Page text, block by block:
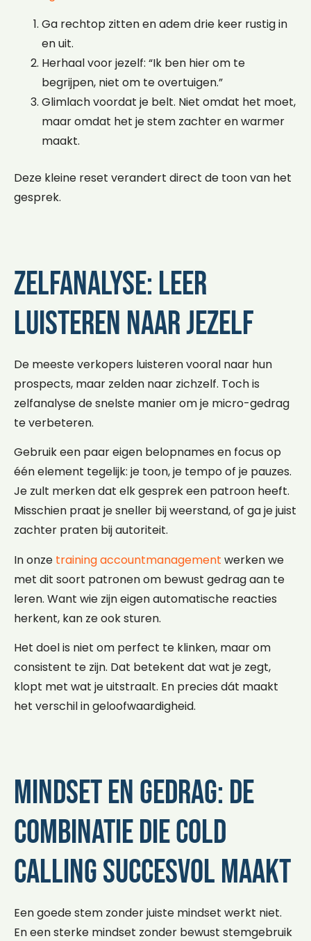
Ga rechtop zitten en adem drie keer rustig in
en uit.
Herhaal voor jezelf: “Ik ben hier om te
begrijpen, niet om te overtuigen.”
Glimlach voordat je belt. Niet omdat het moet,
maar omdat het je stem zachter en warmer
maakt.
Deze kleine reset verandert direct de toon van het
gesprek.
Zelfanalyse: leer
luisteren naar jezelf
De meeste verkopers luisteren vooral naar hun
prospects, maar zelden naar zichzelf. Toch is
zelfanalyse de snelste manier om je micro-gedrag
te verbeteren.
Gebruik een paar eigen belopnames en focus op
één element tegelijk: je toon, je tempo of je pauzes.
Je zult merken dat elk gesprek een patroon heeft.
Misschien praat je sneller bij weerstand, of ga je juist
zachter praten bij autoriteit.
In onze training accountmanagement werken we
met dit soort patronen om bewust gedrag aan te
leren. Want wie zijn eigen automatische reacties
herkent, kan ze ook sturen.
Het doel is niet om perfect te klinken, maar om
consistent te zijn. Dat betekent dat wat je zegt,
klopt met wat je uitstraalt. En precies dát maakt
het verschil in geloofwaardigheid.
Mindset en gedrag: de
combinatie die cold
calling succesvol maakt
Een goede stem zonder juiste mindset werkt niet.
En een sterke mindset zonder bewust stemgebruik